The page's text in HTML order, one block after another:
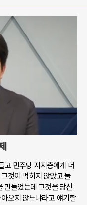
고 민주당 지지층에게 더
것이 먹히지 않았고 둘
만들었는데 그것을 당신
오지 않느냐라고 얘기할